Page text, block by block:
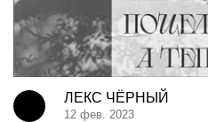
ЛЕКС ЧЁРНЫЙ
12 фев. 2023